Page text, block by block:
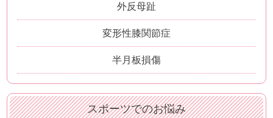
外反母趾
変形性膝関節症
半月板損傷
スポーツでのお悩み